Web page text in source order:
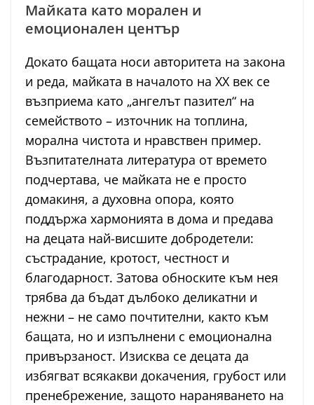
Майката като морален и
емоционален център
Докато бащата носи авторитета на закона
и реда, майката в началото на XX век се
възприема като „ангелът пазител“ на
семейството – източник на топлина,
морална чистота и нравствен пример.
Възпитателната литература от времето
подчертава, че майката не е просто
домакиня, а духовна опора, която
поддържа хармонията в дома и предава
на децата най-висшите добродетели:
състрадание, кротост, честност и
благодарност. Затова обноските към нея
трябва да бъдат дълбоко деликатни и
нежни – не само почтителни, както към
бащата, но и изпълнени с емоционална
привързаност. Изисква се децата да
избягват всякакви докачения, грубост или
пренебрежение, защото нараняването на